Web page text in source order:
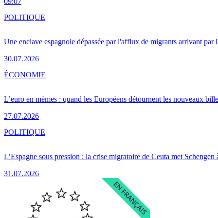
Une enclave espagnole dépassée par l'afflux de migrants arrivant par
30.07.2026
POLITIQUE
L’euro en mèmes : quand les Européens détournent les nouveaux
27.07.2026
ÉCONOMIE
L’Espagne sous pression : la crise migratoire de Ceuta met Schengen
31.07.2026
POLITIQUE